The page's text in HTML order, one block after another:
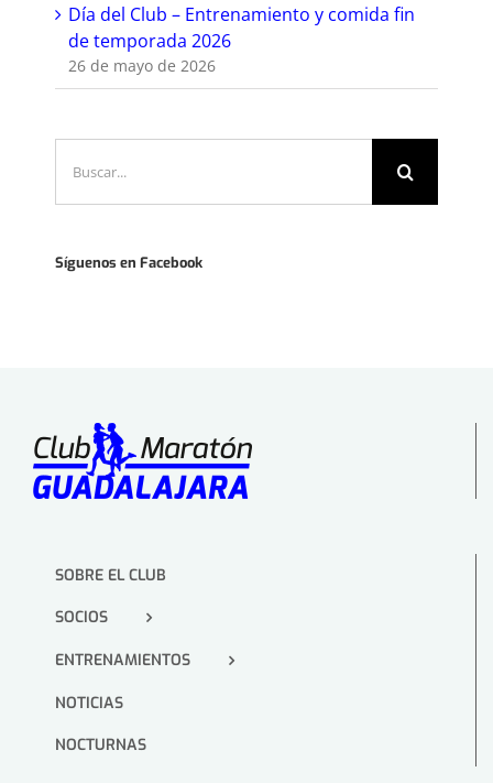
Día del Club – Entrenamiento y comida fin
de temporada 2026
26 de mayo de 2026
Síguenos en Facebook
SOBRE EL CLUB
SOCIOS
ENTRENAMIENTOS
NOTICIAS
NOCTURNAS